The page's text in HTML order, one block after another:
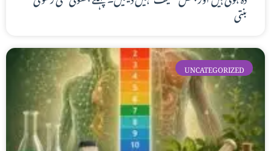
بنتی
UNCATEGORIZED